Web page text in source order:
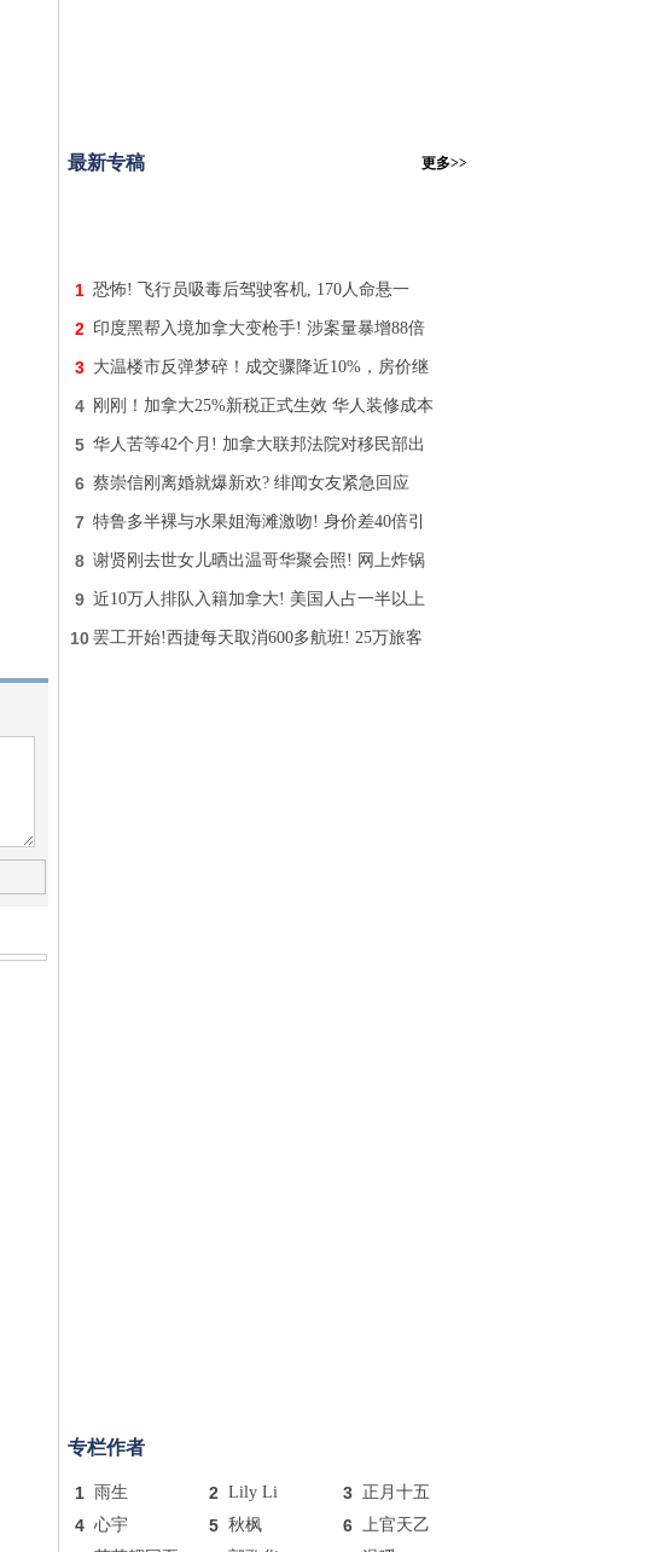
最新专稿 更多>>
1 恐怖! 飞行员吸毒后驾驶客机, 170人命悬一
2 印度黑帮入境加拿大变枪手! 涉案量暴增88倍
3 大温楼市反弹梦碎！成交骤降近10%，房价继
4 刚刚！加拿大25%新税正式生效 华人装修成本
5 华人苦等42个月! 加拿大联邦法院对移民部出
6 蔡崇信刚离婚就爆新欢? 绯闻女友紧急回应
7 特鲁多半裸与水果姐海滩激吻! 身价差40倍引
8 谢贤刚去世女儿晒出温哥华聚会照! 网上炸锅
9 近10万人排队入籍加拿大! 美国人占一半以上
10 罢工开始!西捷每天取消600多航班! 25万旅客
专栏作者
1 雨生 2 Lily Li 3 正月十五
4 心宇 5 秋枫 6 上官天乙